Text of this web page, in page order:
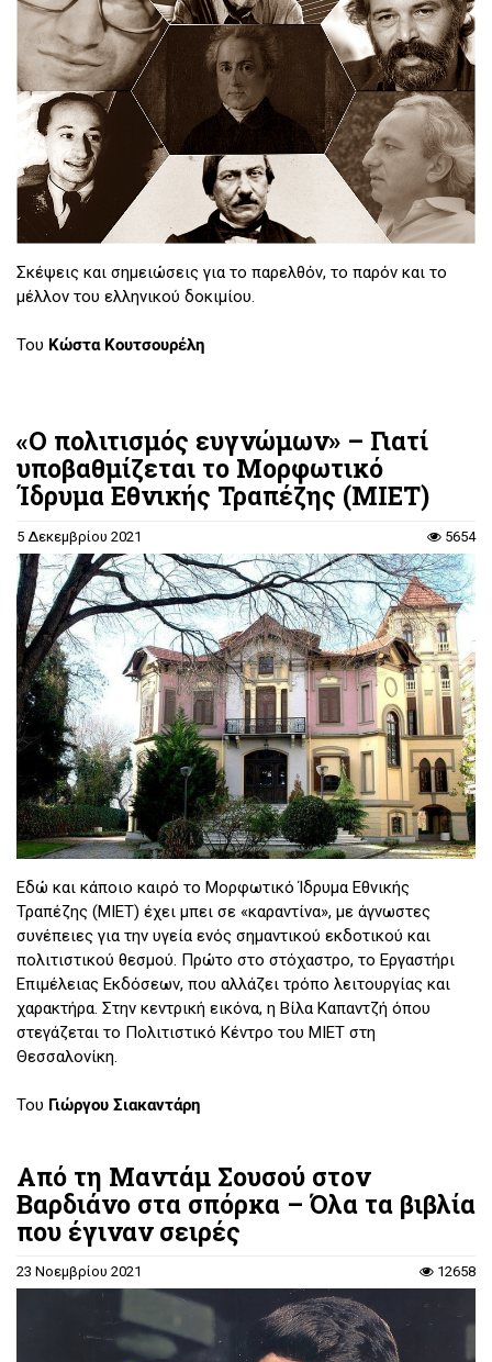
Σκέψεις και σημειώσεις για το παρελθόν, το παρόν και το
μέλλον του ελληνικού δοκιμίου.
Του Κώστα Κουτσουρέλη
«Ο πολιτισμός ευγνώμων» – Γιατί
υποβαθμίζεται το Μορφωτικό
Ίδρυμα Εθνικής Τραπέζης (ΜΙΕΤ)
5 Δεκεμβρίου 2021 5654
Εδώ και κάποιο καιρό το Μορφωτικό Ίδρυμα Εθνικής
Τραπέζης (ΜΙΕΤ) έχει μπει σε «καραντίνα», με άγνωστες
συνέπειες για την υγεία ενός σημαντικού εκδοτικού και
πολιτιστικού θεσμού. Πρώτο στο στόχαστρο, το Εργαστήρι
Επιμέλειας Εκδόσεων, που αλλάζει τρόπο λειτουργίας και
χαρακτήρα. Στην κεντρική εικόνα, η Βίλα Καπαντζή όπου
στεγάζεται το Πολιτιστικό Κέντρο του ΜΙΕΤ στη
Θεσσαλονίκη.
Του Γιώργου Σιακαντάρη
Από τη Μαντάμ Σουσού στον
Βαρδιάνο στα σπόρκα – Όλα τα βιβλία
που έγιναν σειρές
23 Νοεμβρίου 2021 12658